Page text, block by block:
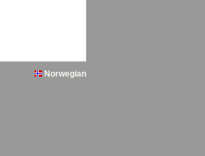
Norwegian